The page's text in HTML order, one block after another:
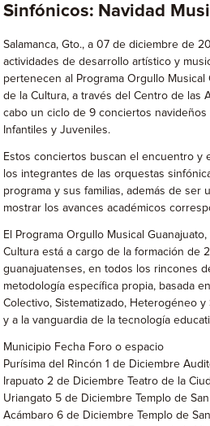
Sinfónicos: Navidad
Salamanca, Gto., a 07 de diciembre de
actividades de desarrollo artístico y
pertenecen al Programa Orgullo Musical
de la Cultura, a través del Centro de las
cabo un ciclo de 9 conciertos
Infantiles y Juveniles.
Estos conciertos buscan el encuentro y
los integrantes de las orquestas
programa y sus familias, además de ser
mostrar los avances académicos
El Programa Orgullo Musical
Cultura está a cargo de la formación de
guanajuatenses, en todos los rincones
metodología específica propia, basada
Colectivo, Sistematizado, Heterogéneo
y a la vanguardia de la tecnología
Municipio Fecha Foro o espacio
Purísima del Rincón 1 de Diciembre
Irapuato 2 de Diciembre Teatro de la
Uriangato 5 de Diciembre Templo de San
Acámbaro 6 de Diciembre Templo de